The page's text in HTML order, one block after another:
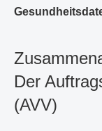
Der
(AVV)